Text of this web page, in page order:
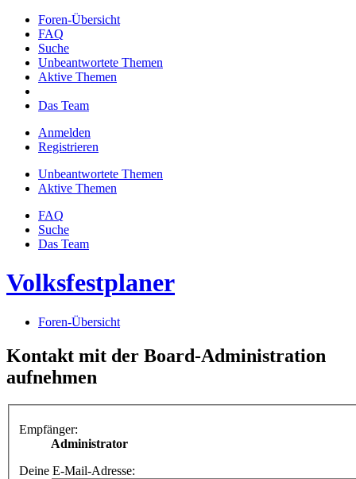
Foren-Übersicht
FAQ
Suche
Unbeantwortete Themen
Aktive Themen
Das Team
Anmelden
Registrieren
Unbeantwortete Themen
Aktive Themen
FAQ
Suche
Das Team
Volksfestplaner
Foren-Übersicht
Kontakt mit der Board-Administration
aufnehmen
Empfänger:
Administrator
Deine E-Mail-Adresse: